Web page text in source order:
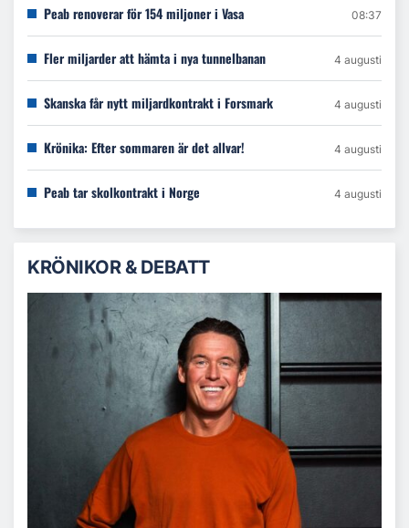
Peab renoverar för 154 miljoner i Vasa 08:37
Fler miljarder att hämta i nya tunnelbanan 4 augusti
Skanska får nytt miljardkontrakt i Forsmark 4 augusti
Krönika: Efter sommaren är det allvar! 4 augusti
Peab tar skolkontrakt i Norge 4 augusti
KRÖNIKOR & DEBATT